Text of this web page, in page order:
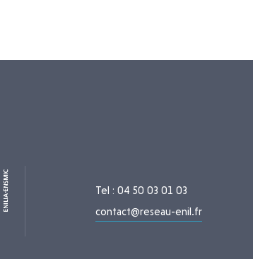
Tel : 04 50 03 01 03
contact@reseau-enil.fr